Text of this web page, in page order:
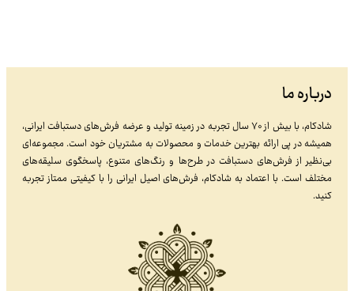
درباره ما
شادکام، با بیش از ۷۰ سال تجربه در زمینه تولید و عرضه فرش‌های دستبافت ایرانی،
همیشه در پی ارائه بهترین خدمات و محصولات به مشتریان خود است. مجموعه‌ای
بی‌نظیر از فرش‌های دستبافت در طرح‌ها و رنگ‌های متنوع، پاسخگوی سلیقه‌های
مختلف است. با اعتماد به شادکام، فرش‌های اصیل ایرانی را با کیفیتی ممتاز تجربه
کنید.